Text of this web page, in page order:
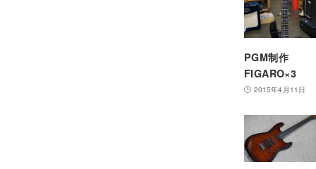
PGM制作
FIGARO×3
2015年4月11日